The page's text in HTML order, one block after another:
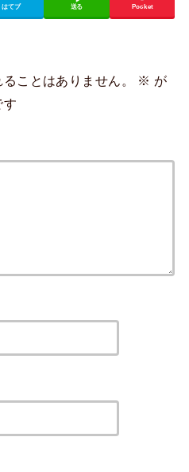
はてブ 送る Pocket
ことはありません。 ※ が
す